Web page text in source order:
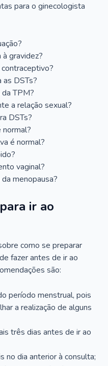
para o ginecologista
gravidez?
DSTs?
TPM?
a relação sexual?
DSTs?
normal?
é normal?
vaginal?
menopausa?
ir ao
como se preparar
fazer antes de ir ao
são:
período menstrual, pois
a realização de alguns
três dias antes de ir ao
no dia anterior à consulta;